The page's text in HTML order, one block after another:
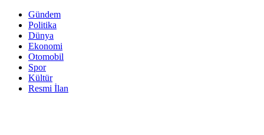
Gündem
Politika
Dünya
Ekonomi
Otomobil
Spor
Kültür
Resmi İlan